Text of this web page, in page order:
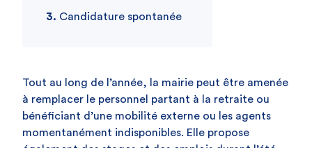
Candidature spontanée
Tout au long de l’année, la mairie peut être amenée
à remplacer le personnel partant à la retraite ou
bénéficiant d’une mobilité externe ou les agents
momentanément indisponibles. Elle propose